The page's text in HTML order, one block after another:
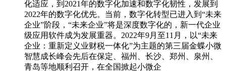
化适应，到2021年的数字化加速和数字化韧性，发展到
2022年的数字化优先。当前，数字化转型已进入到“未来
企业”阶段，“未来企业”将是深度数字化的，新一代企业
级应用软件成为发展重器。2022年9月至11月，以“未来
企业：重新定义业财税一体化”为主题的第三届金蝶小微
智慧成长峰会先后在保定、福州、长沙、郑州、泉州、
青岛等地顺利召开，在全国掀起小微企